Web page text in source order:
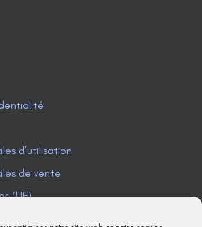
d’utilisation
de vente
(UE)